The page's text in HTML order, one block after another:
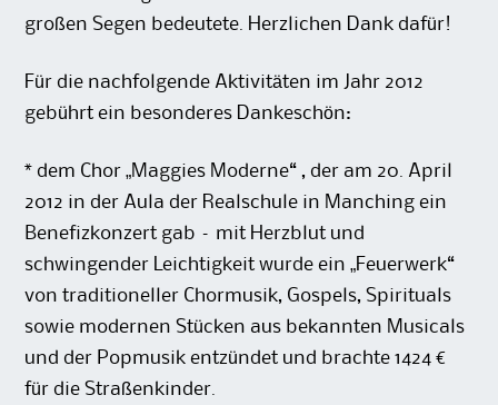
großen Segen bedeutete. Herzlichen Dank dafür!
Für die nachfolgende Aktivitäten im Jahr 2012
gebührt ein besonderes Dankeschön:
* dem Chor „Maggies Moderne“ , der am 20. April
2012 in der Aula der Realschule in Manching ein
Benefizkonzert gab – mit Herzblut und
schwingender Leichtigkeit wurde ein „Feuerwerk“
von traditioneller Chormusik, Gospels, Spirituals
sowie modernen Stücken aus bekannten Musicals
und der Popmusik entzündet und brachte 1424 €
für die Straßenkinder.